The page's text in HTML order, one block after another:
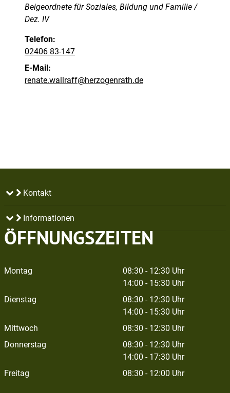
Position:
Beigeordnete für Soziales, Bildung und Familie /
Dez. IV
Telefon:
02406 83-147
E-Mail:
renate.wallraff@herzogenrath.de
Kontakt
Informationen
ÖFFNUNGSZEITEN
Montag
08:30 - 12:30 Uhr
14:00 - 15:30 Uhr
Dienstag
08:30 - 12:30 Uhr
14:00 - 15:30 Uhr
Mittwoch
08:30 - 12:30 Uhr
Donnerstag
08:30 - 12:30 Uhr
14:00 - 17:30 Uhr
Freitag
08:30 - 12:00 Uhr